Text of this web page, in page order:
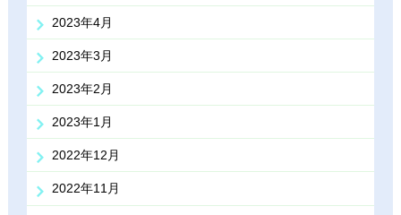
2023年4月
2023年3月
2023年2月
2023年1月
2022年12月
2022年11月